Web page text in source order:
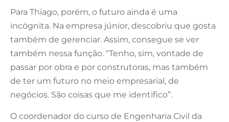
Para Thiago, porém, o futuro ainda é uma
incógnita. Na empresa júnior, descobriu que gosta
também de gerenciar. Assim, consegue se ver
também nessa função. “Tenho, sim, vontade de
passar por obra e por construtoras, mas também
de ter um futuro no meio empresarial, de
negócios. São coisas que me identifico”.
O coordenador do curso de Engenharia Civil da